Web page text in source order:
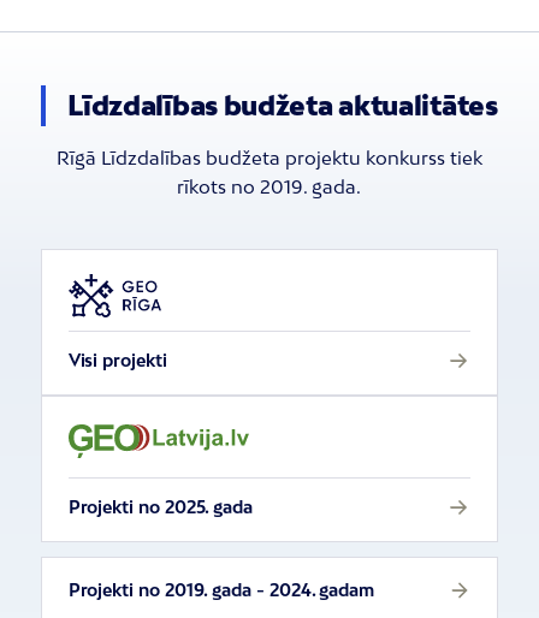
Līdzdalības budžeta aktualitātes
Rīgā Līdzdalības budžeta projektu konkurss tiek
rīkots no 2019. gada.
Visi projekti
Projekti no 2025. gada
Projekti no 2019. gada - 2024. gadam